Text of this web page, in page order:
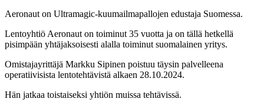
Aeronaut on Ultramagic-kuumailmapallojen edustaja Suomessa.
Lentoyhtiö Aeronaut on toiminut 35 vuotta ja on tällä hetkellä
pisimpään yhtäjaksoisesti alalla toiminut suomalainen yritys.
Omistajayrittäjä Markku Sipinen poistuu täysin palvelleena
operatiivisista lentotehtävistä alkaen 28.10.2024.
Hän jatkaa toistaiseksi yhtiön muissa tehtävissä.